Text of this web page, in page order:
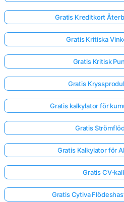
Gratis Kreditkort
Gratis Kritiska
Gratis Kritisk
Gratis
Gratis kalkylator för
Gratis
Gratis Kalkylator för
Gratis CV-
Gratis Cytiva